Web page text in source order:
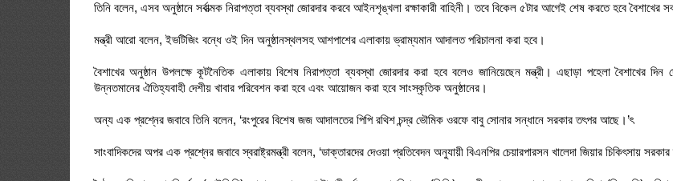
তিনি বলেন, এসব অনুষ্ঠানে সর্বাত্মক নিরাপত্তা ব্যবস্থা জোরদার করবে আইনশৃঙ্খলা রক্ষাকারী বাহিনী। তবে বিকেল ৫টার আগেই শেষ করতে হবে বৈশাখের
মন্ত্রী আরো বলেন, ইভটিজিং বন্ধে ওই দিন অনুষ্ঠানস্থলসহ আশপাশের এলাকায় ভ্রাম্যমান আদালত পরিচালনা করা হবে।
বৈশাখের অনুষ্ঠান উপলক্ষে কূটনৈতিক এলাকায় বিশেষ নিরাপত্তা ব্যবস্থা জোরদার করা হবে বলেও জানিয়েছেন মন্ত্রী। এছাড়া পহেলা বৈশাখের দিন
উন্নতমানের ঐতিহ্যবাহী দেশীয় খাবার পরিবেশন করা হবে এবং আয়োজন করা হবে সাংস্কৃতিক অনুষ্ঠানের।
অন্য এক প্রশ্নের জবাবে তিনি বলেন, ‘রংপুরের বিশেষ জজ আদালতের পিপি রথিশ চন্দ্র ভৌমিক ওরফে বাবু সোনার সন্ধানে সরকার তৎপর আছে।’ৎ
সাংবাদিকদের অপর এক প্রশ্নের জবাবে স্বরাষ্ট্রমন্ত্রী বলেন, ‘ডাক্তারদের দেওয়া প্রতিবেদন অনুযায়ী বিএনপির চেয়ারপারসন খালেদা জিয়ার চিকিৎসায়